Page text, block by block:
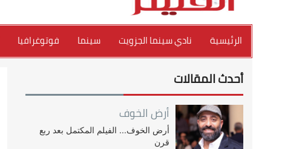
الرئيسية نادي سينما الجزويت سينما فوتوغرافيا
أحدث المقالات
أرض الخوف
أرض الخوف... الفيلم المكتمل بعد ربع
قرن